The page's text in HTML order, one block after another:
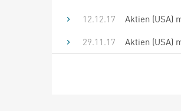
12.12.17
Aktien (USA)
29.11.17
Aktien (USA)